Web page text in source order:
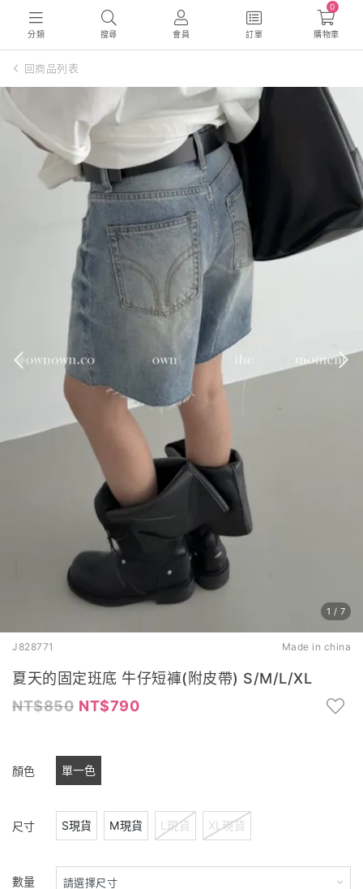
分類 搜尋 會員 訂單
0
購物車
回商品列表
1 / 7
J828771 Made in china
夏天的固定班底 牛仔短褲(附皮帶) S/M/L/XL
850
790
顏色 單一色
尺寸 S現貨 M現貨 L現貨 XL現貨
數量